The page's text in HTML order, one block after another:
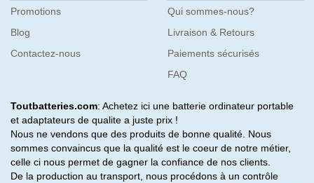
Promotions
Blog
Contactez-nous
Qui sommes-nous?
Livraison & Retours
Paiements sécurisés
FAQ
Toutbatteries.com: Achetez ici une batterie ordinateur portable
et adaptateurs de qualite a juste prix !
Nous ne vendons que des produits de bonne qualité. Nous
sommes convaincus que la qualité est le coeur de notre métier,
celle ci nous permet de gagner la confiance de nos clients.
De la production au transport, nous procédons à un contrôle